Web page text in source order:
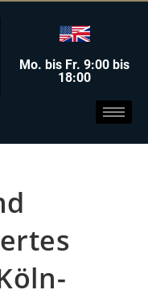
Mo. bis Fr. 9:00 bis
18:00